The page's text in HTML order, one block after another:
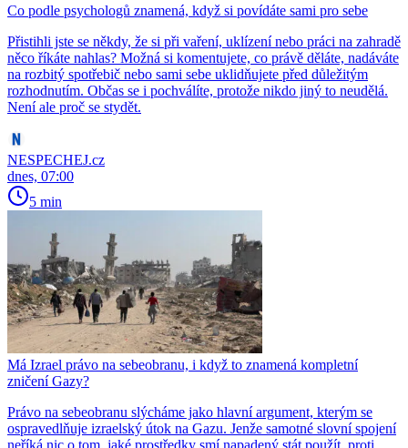
Co podle psychologů znamená, když si povídáte sami pro sebe
Přistihli jste se někdy, že si při vaření, uklízení nebo práci na zahradě
něco říkáte nahlas? Možná si komentujete, co právě děláte, nadáváte
na rozbitý spotřebič nebo sami sebe uklidňujete před důležitým
rozhodnutím. Občas se i pochválíte, protože nikdo jiný to neudělá.
Není ale proč se stydět.
NESPECHEJ.cz
dnes, 07:00
5 min
Má Izrael právo na sebeobranu, i když to znamená kompletní
zničení Gazy?
Právo na sebeobranu slýcháme jako hlavní argument, kterým se
ospravedlňuje izraelský útok na Gazu. Jenže samotné slovní spojení